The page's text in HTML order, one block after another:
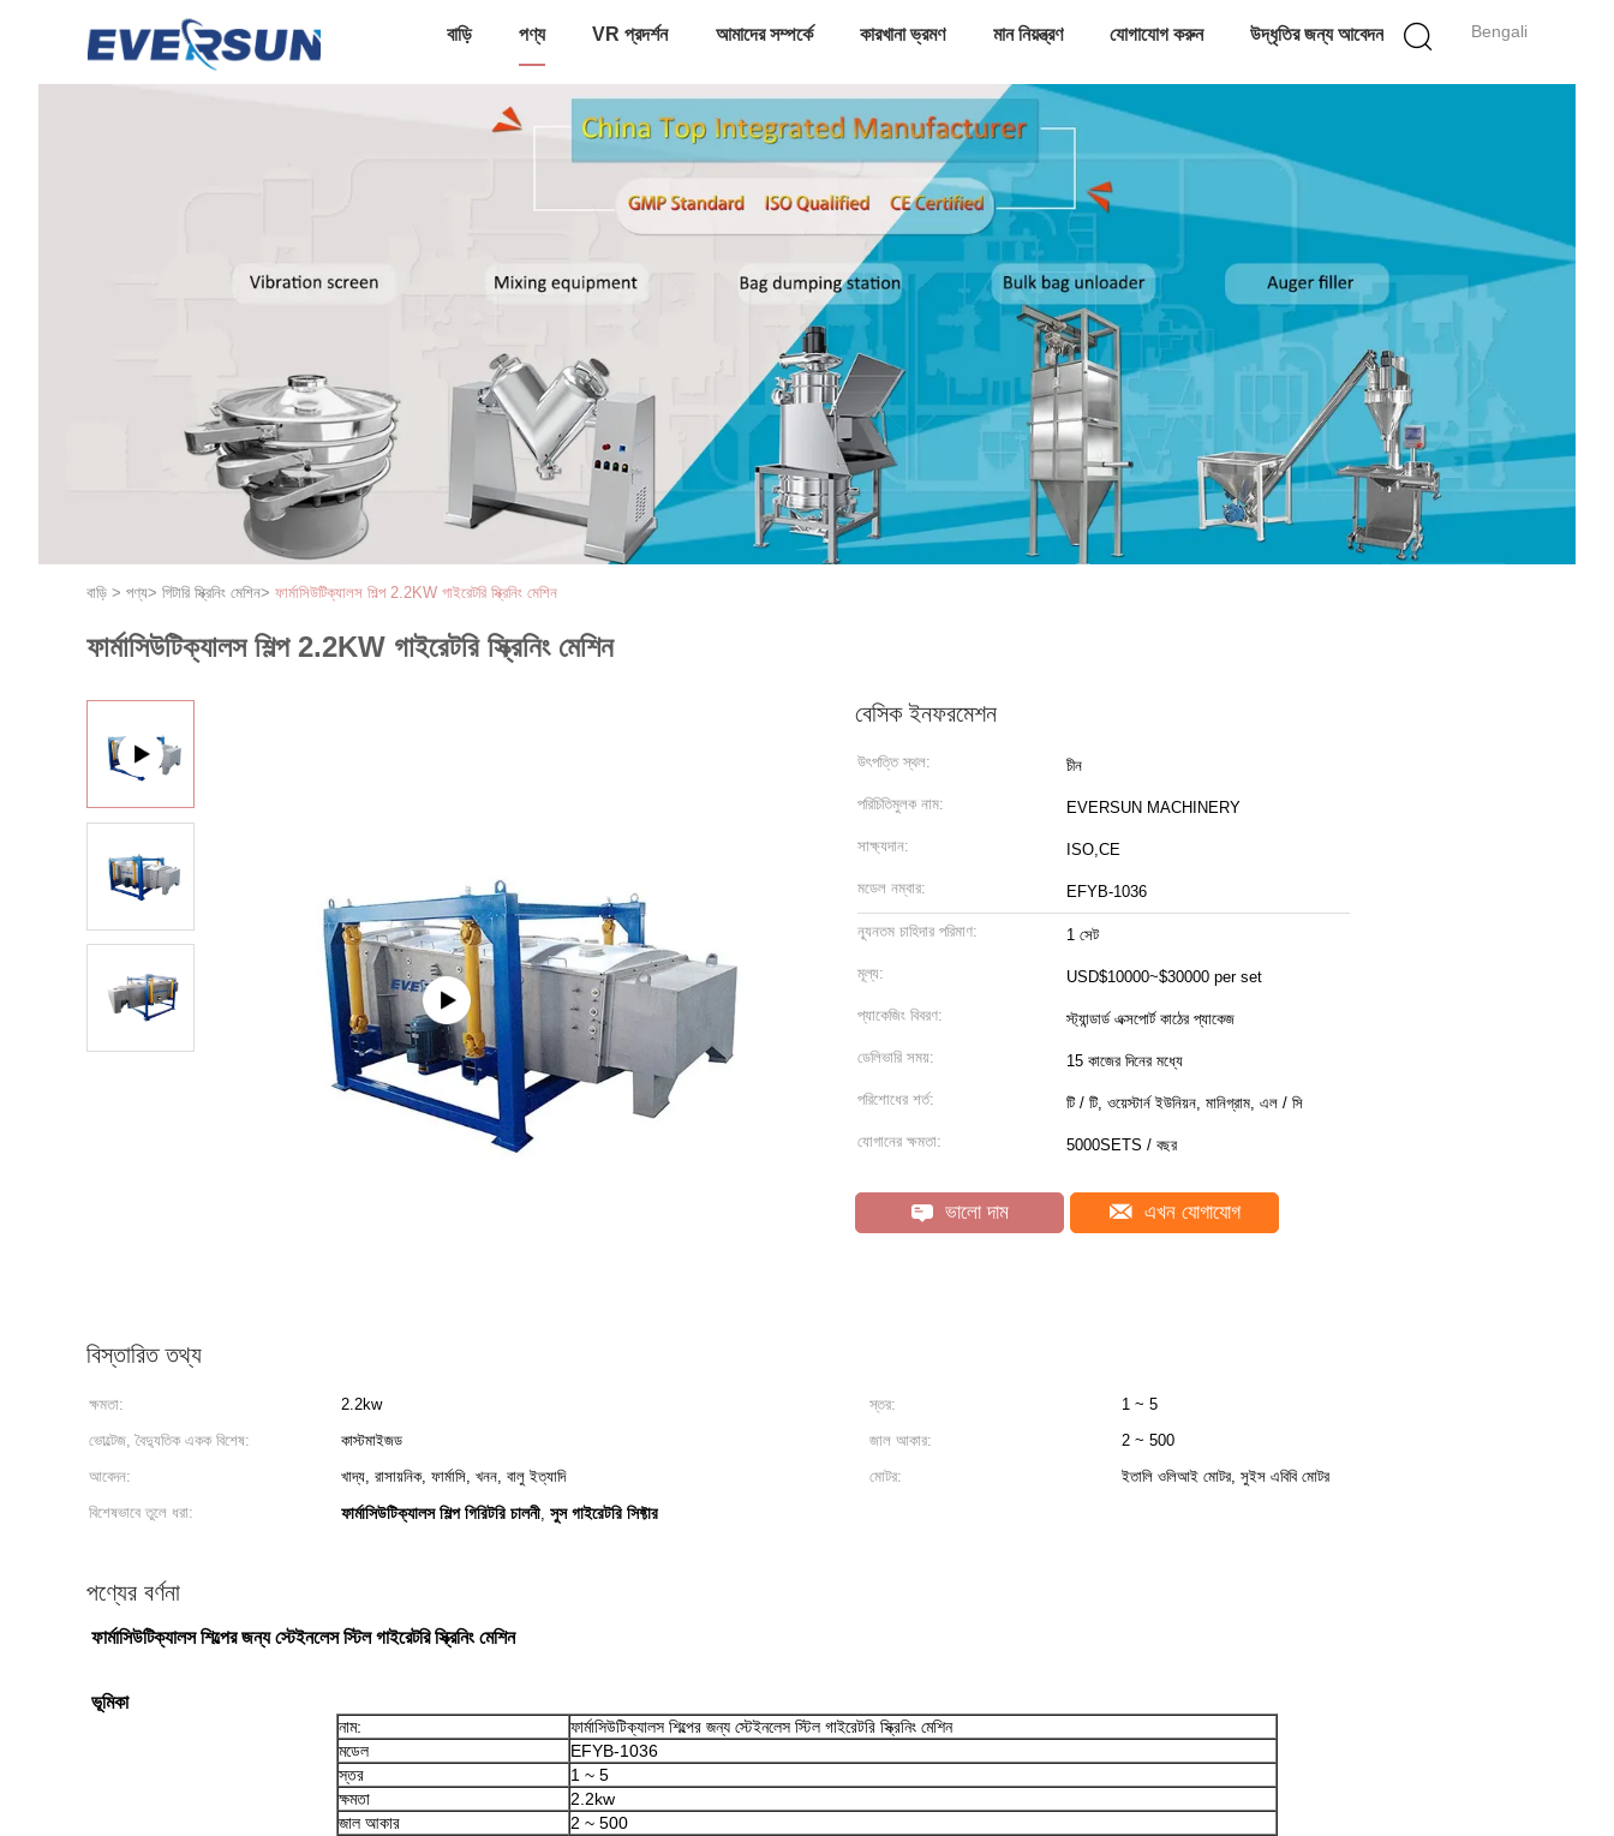
Bengali
বাড়ি পণ্য VR প্রদর্শন আমাদের সম্পর্কে কারখানা ভ্রমণ মান নিয়ন্ত্রণ যোগাযোগ করুন উদ্ধৃতির জন্য আবেদন
বাড়ি > পণ্য> গিটারি স্ক্রিনিং মেশিন> ফার্মাসিউটিক্যালস শিল্প 2.2KW গাইরেটরি স্ক্রিনিং মেশিন
ফার্মাসিউটিক্যালস শিল্প 2.2KW গাইরেটরি স্ক্রিনিং মেশিন
বেসিক ইনফরমেশন
উৎপত্তি স্থল: চীন
পরিচিতিমুলক নাম: EVERSUN MACHINERY
সাক্ষ্যদান: ISO,CE
মডেল নম্বার: EFYB-1036
ন্যূনতম চাহিদার পরিমাণ: 1 সেট
মূল্য: USD$10000~$30000 per set
প্যাকেজিং বিবরণ: স্ট্যান্ডার্ড এক্সপোর্ট কাঠের প্যাকেজ
ডেলিভারি সময়: 15 কাজের দিনের মধ্যে
পরিশোধের শর্ত: টি / টি, ওয়েস্টার্ন ইউনিয়ন, মানিগ্রাম, এল / সি
যোগানের ক্ষমতা: 5000SETS / বছর
ভালো দাম এখন যোগাযোগ
বিস্তারিত তথ্য
ক্ষমতা: 2.2kw স্তর:
1 ~ 5
ভোল্টেজ, বৈদ্যুতিক একক বিশেষ:
কাস্টমাইজড জাল আকার:
2 ~ 500
আবেদন:
খাদ্য, রাসায়নিক, ফার্মাসি, খনন, বালু ইত্যাদি মোটর:
ইতালি ওলিআই মোটর, সুইস এবিবি মোটর
বিশেষভাবে তুলে ধরা:
ফার্মাসিউটিক্যালস শিল্প গিরিটরি চালনী, সুস গাইরেটরি সিফ্টার
পণ্যের বর্ণনা
ফার্মাসিউটিক্যালস শিল্পের জন্য স্টেইনলেস স্টিল গাইরেটরি স্ক্রিনিং মেশিন
ভূমিকা
নাম:
ফার্মাসিউটিক্যালস শিল্পের জন্য স্টেইনলেস স্টিল গাইরেটরি স্ক্রিনিং মেশিন
মডেল
EFYB-1036
স্তর
1 ~ 5
ক্ষমতা
2.2kw
জাল আকার
2 ~ 500